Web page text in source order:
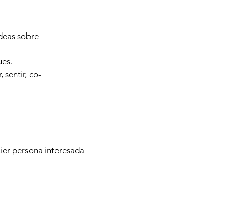
sobre
sentir, co-
persona interesada